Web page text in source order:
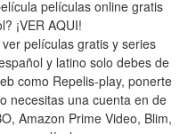
películas online gratis
¡VER AQUI!
películas gratis y series
y latino solo debes de
como Repelis-play, ponerte
necesitas una cuenta en de
Amazon Prime Video, Blim,